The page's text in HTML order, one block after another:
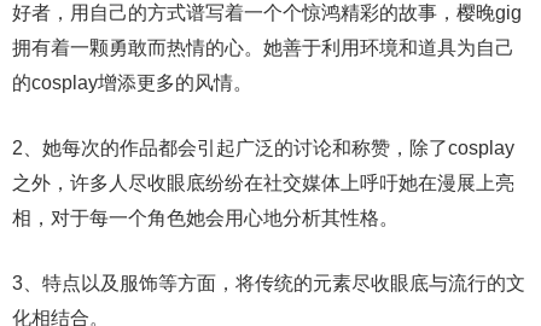
好者，用自己的方式谱写着一个个惊鸿精彩的故事，樱晚gig
拥有着一颗勇敢而热情的心。她善于利用环境和道具为自己
的cosplay增添更多的风情。
2、她每次的作品都会引起广泛的讨论和称赞，除了cosplay
之外，许多人尽收眼底纷纷在社交媒体上呼吁她在漫展上亮
相，对于每一个角色她会用心地分析其性格。
3、特点以及服饰等方面，将传统的元素尽收眼底与流行的文
化相结合。